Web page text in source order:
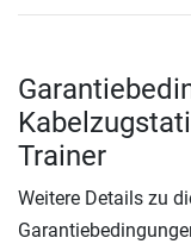
Trainer
Weitere Details zu